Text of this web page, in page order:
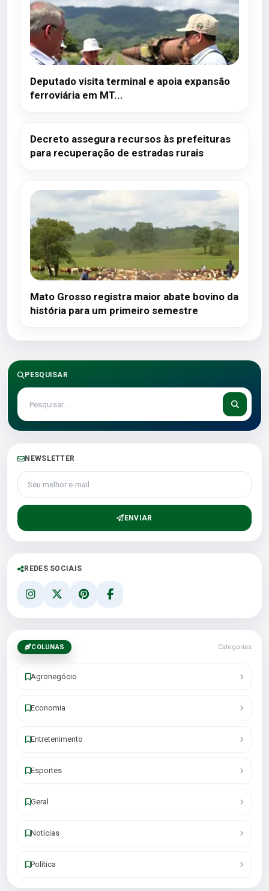
Deputado visita terminal e apoia expansão
ferroviária em MT...
Decreto assegura recursos às prefeituras
para recuperação de estradas rurais
Mato Grosso registra maior abate bovino da
história para um primeiro semestre
PESQUISAR
NEWSLETTER
Seu melhor e-mail
ENVIAR
REDES SOCIAIS
COLUNAS Categorias
Agronegócio
Economia
Entretenimento
Esportes
Geral
Notícias
Política